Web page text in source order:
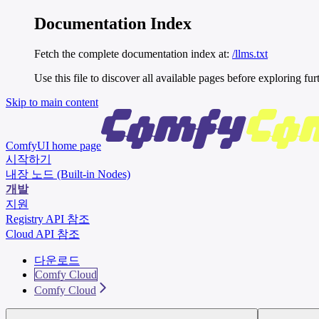
Documentation Index
Fetch the complete documentation index at: /llms.txt
Use this file to discover all available pages before exploring
Skip to main content
ComfyUI home page
시작하기
내장 노드 (Built-in Nodes)
개발
지원
Registry API 참조
Cloud API 참조
다운로드
Comfy Cloud
Comfy Cloud